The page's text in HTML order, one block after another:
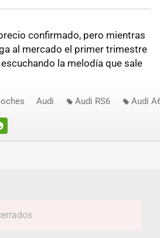
confirmado, pero mientras
al mercado el primer trimestre
la melodía que sale
Audi Audi RS6 Audi